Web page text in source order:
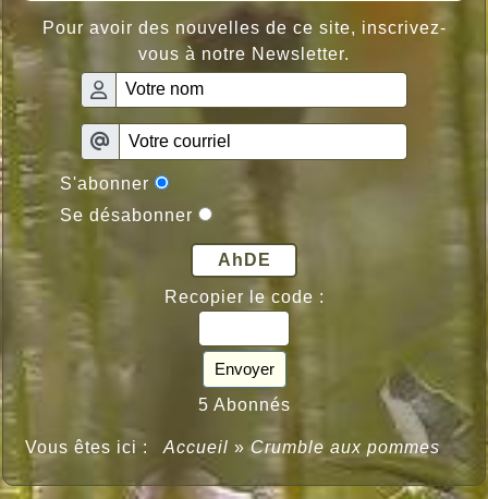
Pour avoir des nouvelles de ce site, inscrivez-
vous à notre Newsletter.
S'abonner
Se désabonner
AhDE
Recopier le code :
Envoyer
5 Abonnés
Vous êtes ici : Accueil »Crumble aux pommes